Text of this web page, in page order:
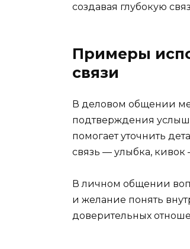
создавая глубокую
Примеры
связи
В деловом общении
подтверждения
помогает уточнить
связь — улыбка, кивок
В личном общении
и желание понять
доверительных